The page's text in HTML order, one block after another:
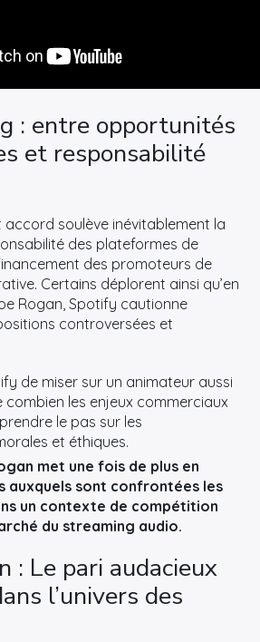
: entre opportunités
et responsabilité
soulève inévitablement la
des plateformes de
des promoteurs de
Certains déplorent ainsi qu’en
Rogan, Spotify cautionne
controversées et
de miser sur un animateur aussi
les enjeux commerciaux
le pas sur les
et éthiques.
met une fois de plus en
auxquels sont confrontées les
un contexte de compétition
du streaming audio.
: Le pari audacieux
l’univers des